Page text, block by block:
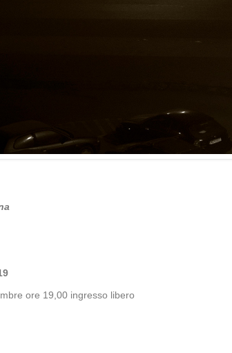
ore 19,00 ingresso libero